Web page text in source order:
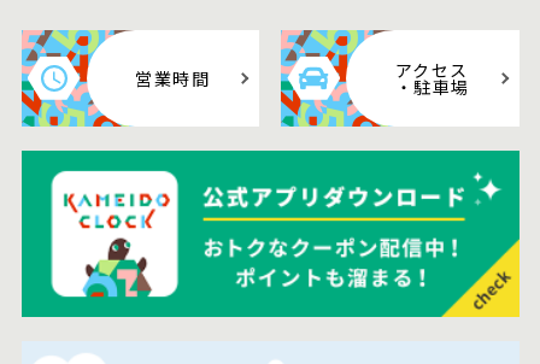
営業時間 アクセス
・駐車場